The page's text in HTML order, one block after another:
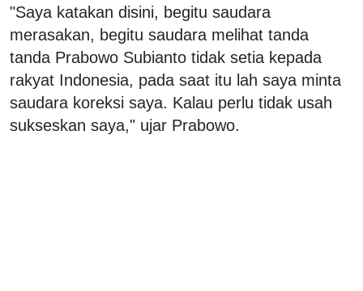
"Saya katakan disini, begitu saudara
merasakan, begitu saudara melihat tanda
tanda Prabowo Subianto tidak setia kepada
rakyat Indonesia, pada saat itu lah saya minta
saudara koreksi saya. Kalau perlu tidak usah
sukseskan saya," ujar Prabowo.